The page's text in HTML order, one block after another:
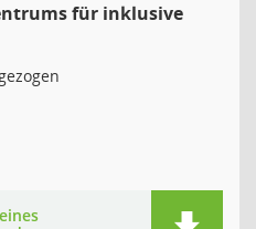
für inklusive